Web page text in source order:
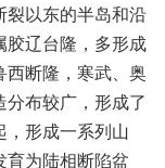
裂以东的半岛和沿
胶辽台隆，多形成
西断隆，寒武、奥
布较广，形成了
，形成一系列山
育为陆相断陷盆